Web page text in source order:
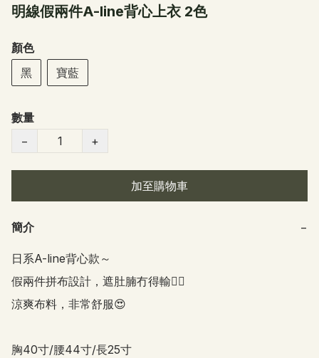
明線假兩件A-line背心上衣 2色
顏色
黑
寶藍
數量
−
+
加至購物車
簡介 −
日系A-line背心款～
假兩件拼布設計，遮肚腩冇得輸👍🏻
涼爽布料，非常舒服😍
胸40寸/腰44寸/長25寸